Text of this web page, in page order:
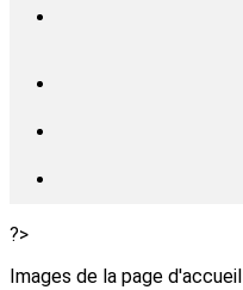
?>
Images de la page d'accueil